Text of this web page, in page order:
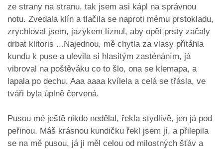
ze strany na stranu, tak jsem asi kápl na správnou
notu. Zvedala klín a tlačila se naproti mému prstokladu,
zrychloval jsem, jazykem líznul, aby opět prsty začaly
drbat klitoris ...Najednou, mě chytla za vlasy přitáhla
kundu k puse a ulevila si hlasitým zasténáním, já
vibroval na poštěváku co to šlo, ona se klemapa, a
lapala po dechu. Aaa aaaa kvílela a celá se třásla, ve
tváři byla úplně červená.
Pusou mě ještě nikdo nedělal, řekla stydlivě, jen já pod
peřinou. Máš krásnou kundičku řekl jsem jí, a přilepila
se na mě pusou, já ji měl celou od milostných šťáv a